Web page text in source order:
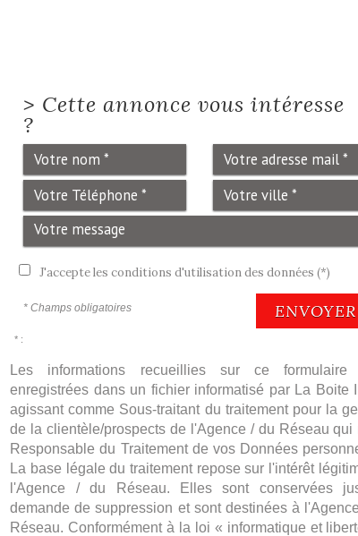
> Cette annonce vous intéresse
?
J'accepte les conditions d'utilisation des données (*)
* Champs obligatoires ENVOYER
* :
Les informations recueillies sur ce formulaire
enregistrées dans un fichier informatisé par La Boite
agissant comme Sous-traitant du traitement pour la
de la clientèle/prospects de l'Agence / du Réseau qui
Responsable du Traitement de vos Données
La base légale du traitement repose sur l'intérêt
l'Agence / du Réseau. Elles sont conservées
demande de suppression et sont destinées à
Réseau. Conformément à la loi « informatique et